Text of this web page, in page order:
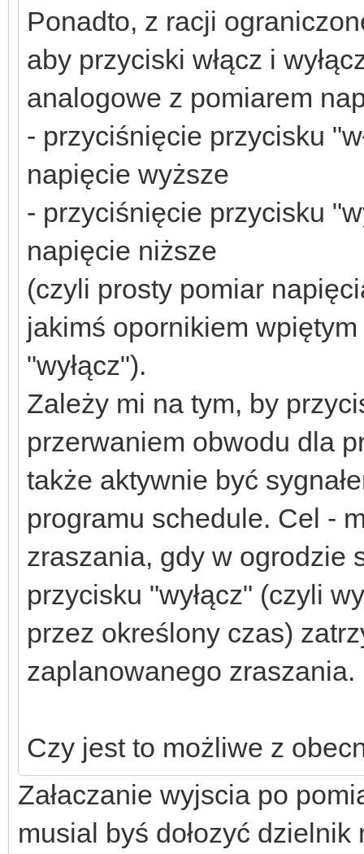
Ponadto, z racji
aby przyciski włącz i
analogowe z pomiarem
- przyciśnięcie przycisku
napięcie wyższe
- przyciśnięcie przycisku
napięcie niższe
(czyli prosty pomiar
jakimś opornikiem
"wyłącz").
Zależy mi na tym, by
przerwaniem obwodu dla
także aktywnie być
programu schedule. Cel -
zraszania, gdy w ogrodzie
przycisku "wyłącz" (czyli
przez określony czas)
zaplanowanego zraszania.
Czy jest to możliwe z
Załaczanie wyjscia po
musial byś dołozyć